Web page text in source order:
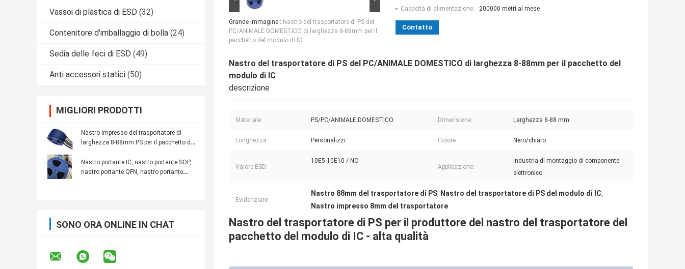
Vassoi di plastica di ESD (32)
Contenitore d'imballaggio di bolla (24)
Sedia delle feci di ESD (49)
Anti accessori statici (50)
MIGLIORI PRODOTTI
Nastro impresso del trasportatore di
larghezza 8-88mm PS per il pacchetto del
Nastro portante IC, nastro portante SOP,
nastro portante QFN, nastro portante
SONO ORA ONLINE IN CHAT
Grande immagine : Nastro del trasportatore di PS del
PC/ANIMALE DOMESTICO di larghezza 8-88mm per il
pacchetto del modulo di IC
Capacità di alimentazione:
200000 metri al mese
Contatto
Nastro del trasportatore di PS del PC/ANIMALE DOMESTICO di larghezza 8-88mm per il pacchetto del
modulo di IC
descrizione
Materiale: PS/PC/ANIMALE DOMESTICO Dimensione: Larghezza 8-88 mm
Lunghezza: Personalizzi Colore: Nero/chiaro
Valore ESD:
10E5-10E10 / NO
Applicazione:
industria di montaggio di componente
elettronico
Evidenziare:
Nastro 88mm del trasportatore di PS, Nastro del trasportatore di PS del modulo di IC,
Nastro impresso 8mm del trasportatore
Nastro del trasportatore di PS per il produttore del nastro del trasportatore del
pacchetto del modulo di IC - alta qualità